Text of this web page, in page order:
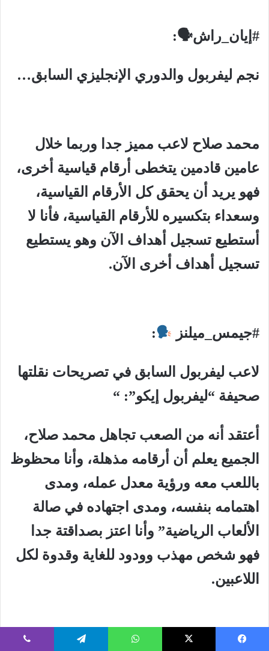
#إيان_راش🗣:
نجم ليفربول والدوري الإنجليزي السابق…
محمد صلاح لاعب مميز جدا وربما خلال
عامين قادمين يتخطى أرقام قياسية أخرى،
فهو يريد أن يحقق كل الأرقام القياسية،
وسعداء بتكسيره للأرقام القياسية، فأنا لا
أستطيع تسجيل أهداف الآن وهو يستطيع
تسجيل أهداف أخرى الآن.
#جيمس_ميلنز :
لاعب ليفربول السابق في تصريحات نقلتها
صحيفة “ليفربول إيكو”: “
أعتقد أنه من الصعب تجاهل محمد صلاح،
الجميع يعلم أن أرقامه مذهلة، وأنا محظوظ
باللعب معه ورؤية معدل عمله، ومدى
اهتمامه بنفسه، ومدى اجتهاده في صالة
الألعاب الرياضية” وأنا اعتز بصداقتة جدا
فهو شخص مهذب وودود للغاية وقدوة لكل
اللاعبين.